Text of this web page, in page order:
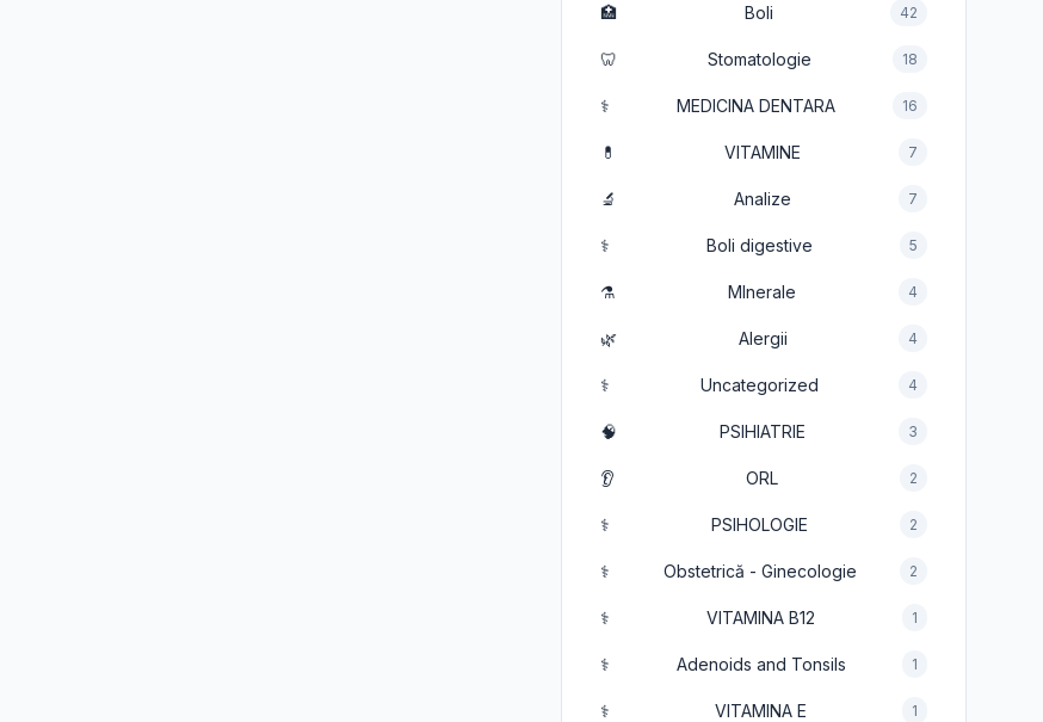
🏥 Boli 42
🦷 Stomatologie 18
⚕️ MEDICINA DENTARA 16
💊 VITAMINE 7
🔬 Analize 7
⚕️ Boli digestive 5
⚗️ MInerale 4
🌿 Alergii 4
⚕️ Uncategorized 4
🧠 PSIHIATRIE 3
👂 ORL 2
⚕️ PSIHOLOGIE 2
⚕️ Obstetrică - Ginecologie 2
⚕️ VITAMINA B12 1
⚕️ Adenoids and Tonsils 1
⚕️ VITAMINA E 1